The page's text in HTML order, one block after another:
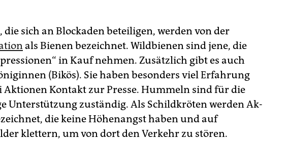
sich an Blockaden beteiligen, werden von der
als Bienen bezeichnet. Wildbienen sind jene, die
in Kauf nehmen. Zusätzlich gibt es auch
(Bikös). Sie haben besonders viel Erfahrung
Aktionen Kontakt zur Presse. Hummeln sind für die
Unterstützung zuständig. Als Schildkröten werden Ak­
die keine Höhenangst haben und auf
klettern, um von dort den Verkehr zu stören.